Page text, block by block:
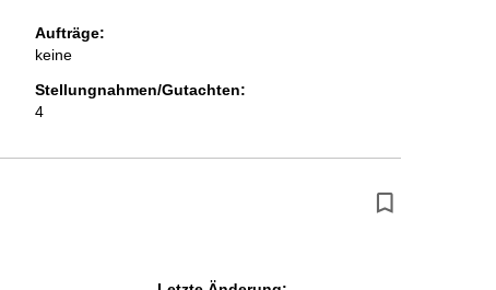
Aufträge:
keine
Stellungnahmen/Gutachten:
4